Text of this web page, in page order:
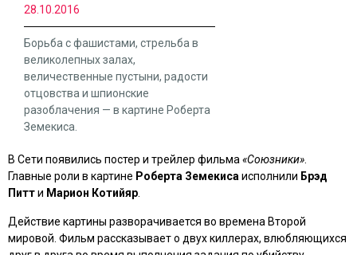
28.10.2016
Борьба с фашистами, стрельба в
великолепных залах,
величественные пустыни, радости
отцовства и шпионские
разоблачения — в картине Роберта
Земекиса.
В Сети появились постер и трейлер фильма «Союзники»
Главные роли в картине Роберта Земекиса исполнили Брэд
Питти Марион Котийяр
Действие картины разворачивается во времена Второй
мировой. Фильм рассказывает о двух киллерах, влюбляющихся